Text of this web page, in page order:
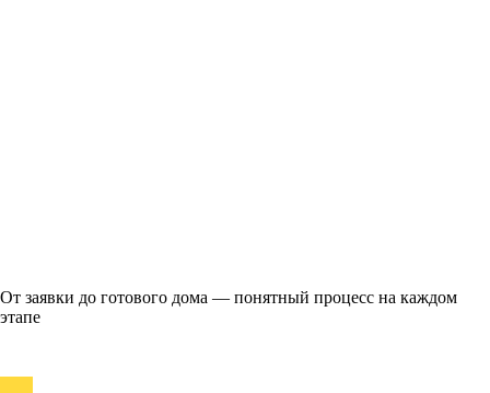
От заявки до готового дома — понятный процесс на каждом
этапе